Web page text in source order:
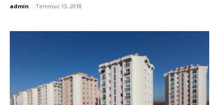
admin - Temmuz 13, 2018